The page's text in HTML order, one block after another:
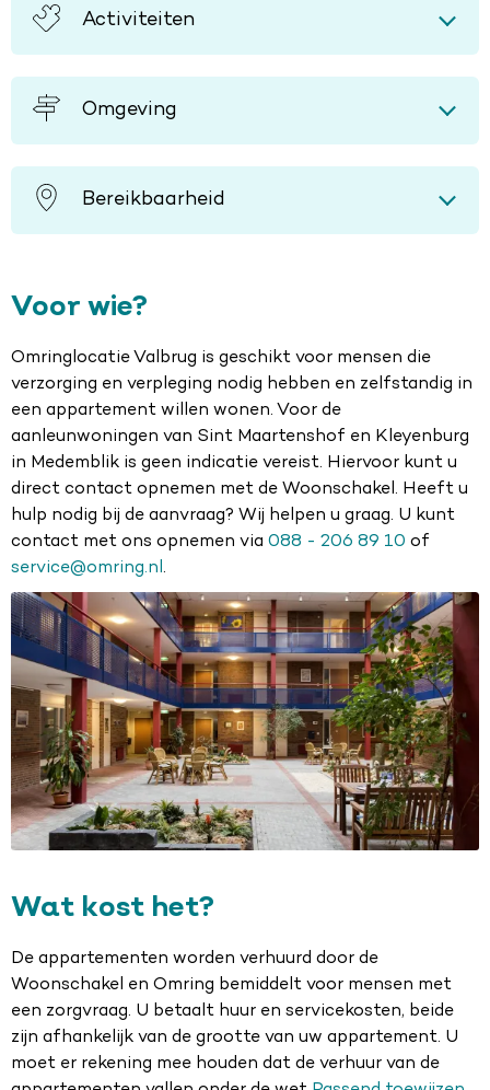
Activiteiten
Omgeving
Bereikbaarheid
Voor wie?
Omringlocatie Valbrug is geschikt voor mensen die
verzorging en verpleging nodig hebben en zelfstandig in
een appartement willen wonen. Voor de
aanleunwoningen van Sint Maartenshof en Kleyenburg
in Medemblik is geen indicatie vereist. Hiervoor kunt u
direct contact opnemen met de Woonschakel. Heeft u
hulp nodig bij de aanvraag? Wij helpen u graag. U kunt
contact met ons opnemen via 088 - 206 89 10 of
service@omring.nl .
Wat kost het?
De appartementen worden verhuurd door de
Woonschakel en Omring bemiddelt voor mensen met
een zorgvraag. U betaalt huur en servicekosten, beide
zijn afhankelijk van de grootte van uw appartement. U
moet er rekening mee houden dat de verhuur van de